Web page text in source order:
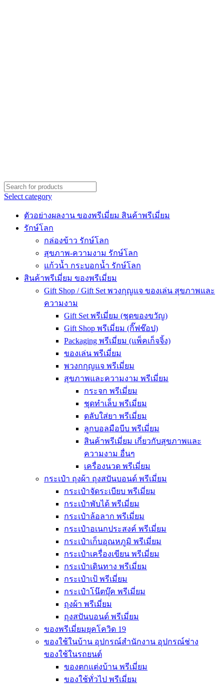
Select category
ตัวอย่างผลงาน ของพรีเมี่ยม สินค้าพรีเมี่ยม
รักษ์โลก
กล่องข้าว รักษ์โลก
สุขภาพ-ความงาม รักษ์โลก
แก้วน้ำ กระบอกน้ำ รักษ์โลก
สินค้าพรีเมี่ยม ของพรีเมี่ยม
Gift Shop / Gift Set พวงกุญแจ ของเล่น สุขภาพและ
ความงาม
Gift Set พรีเมี่ยม (ชุดของขวัญ)
Gift Shop พรีเมี่ยม (กิ๊ฟช๊อป)
Packaging พรีเมี่ยม (แพ็คเก็จจิ้ง)
ของเล่น พรีเมี่ยม
พวงกกุญแจ พรีเมี่ยม
สุขภาพและความงาม พรีเมี่ยม
กระจก พรีเมี่ยม
ชุดทำเล็บ พรีเมี่ยม
ตลับใส่ยา พรีเมี่ยม
ลูกบอลมือบีบ พรีเมี่ยม
สินค้าพรีเมี่ยม เกี่ยวกับสุขภาพและ
ความงาม อื่นๆ
เครื่องนวด พรีเมี่ยม
กระเป๋า ถุงผ้า ถุงสปันบอนด์ พรีเมี่ยม
กระเป๋าจัดระเบียบ พรีเมี่ยม
กระเป๋าพับได้ พรีเมี่ยม
กระเป๋าล้อลาก พรีเมี่ยม
กระเป๋าอเนกประสงค์ พรีเมี่ยม
กระเป๋าเก็บอุณหภูมิ พรีเมี่ยม
กระเป๋าเครื่องเขียน พรีเมี่ยม
กระเป๋าเดินทาง พรีเมี่ยม
กระเป๋าเป้ พรีเมี่ยม
กระเป๋าโน๊ตบุ๊ค พรีเมี่ยม
ถุงผ้า พรีเมี่ยม
ถุงสปันบอนด์ พรีเมี่ยม
ของพรีเมี่ยมยุคโควิด 19
ของใช้ในบ้าน อุปกรณ์สำนักงาน อุปกรณ์ช่าง
ของใช้ในรถยนต์
ของตกแต่งบ้าน พรีเมี่ยม
ของใช้ทั่วไป พรีเมี่ยม